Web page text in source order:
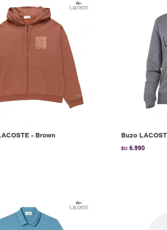
- Brown Buzo
$U 6.990